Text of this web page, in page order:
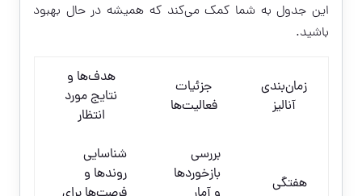
این جدول به شما کمک می‌کند که همیشه در حال بهبود
باشید.
زمان‌بندی
آنالیز
جزئیات
فعالیت‌ها
هدف‌ها و
نتایج مورد
انتظار
هفتگی
بررسی
بازخوردها
شناسایی
روندها و